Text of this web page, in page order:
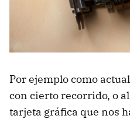
Por ejemplo como
con cierto recorrido, o
tarjeta gráfica que nos